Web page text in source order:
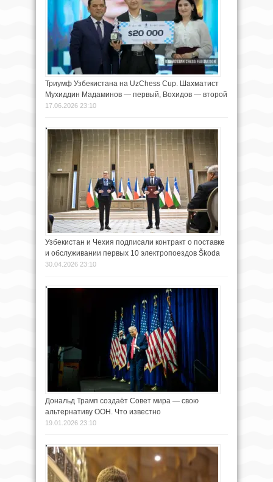
Триумф Узбекистана на UzChess Cup. Шахматист
Мухиддин Мадаминов — первый, Вохидов — второй
17.06.2026 23:10
Узбекистан и Чехия подписали контракт о поставке
и обслуживании первых 10 электропоездов Škoda
30.04.2026 23:10
Дональд Трамп создаёт Совет мира — свою
альтернативу ООН. Что известно
19.01.2026 23:10